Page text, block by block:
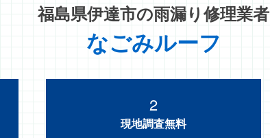
福島県伊達市の雨漏り修理業者
なごみルーフ
2
現地調査無料